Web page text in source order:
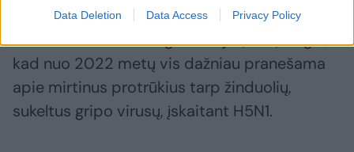
Data Deletion Data Access Privacy Policy
Pasaulio sveikatos organizacija (PSO) teigia,
kad nuo 2022 metų vis dažniau pranešama
apie mirtinus protrūkius tarp žinduolių,
sukeltus gripo virusų, įskaitant H5N1.